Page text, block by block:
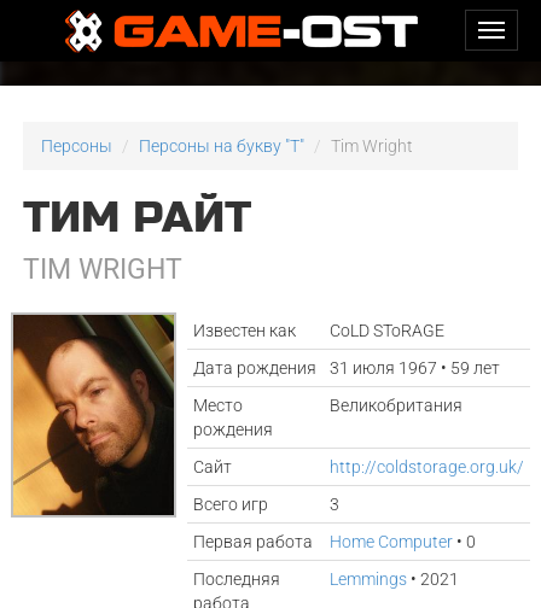
Персоны Персоны на букву "T" Tim Wright
ТИМ РАЙТ
TIM WRIGHT
Известен как
CoLD SToRAGE
Дата рождения
31 июля 1967 • 59 лет
Место
рождения
Великобритания
Сайт
http://coldstorage.org.uk/
Всего игр
3
Первая работа
Home Computer • 0
Последняя
работа
Lemmings • 2021